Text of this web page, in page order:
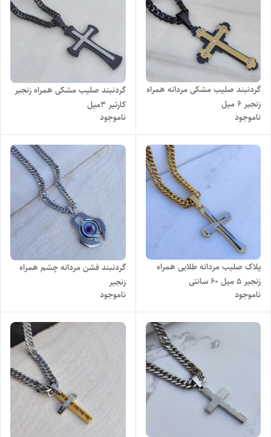
گردنبند صلیب مشکی مردانه همراه
زنجیر 6 میل
ناموجود
گردنبند صلیب مشکی همراه زنجیر
کارتیر ۳میل
ناموجود
پلاک صلیب مردانه طلایی همراه
زنجیر ۵ میل ۶۰ سانتی
ناموجود
گردنبند فشن مردانه چشم همراه
زنجیر
ناموجود